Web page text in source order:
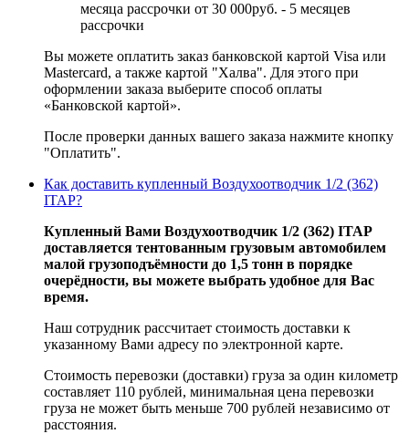
месяца рассрочки от 30 000руб. - 5 месяцев
рассрочки
Вы можете оплатить заказ банковской картой Visa или
Mastercard, а также картой "Халва". Для этого при
оформлении заказа выберите способ оплаты
«Банковской картой».
После проверки данных вашего заказа нажмите кнопку
"Оплатить".
Как доставить купленный Воздухоотводчик 1/2 (362)
ITAP?
Купленный Вами Воздухоотводчик 1/2 (362) ITAP
доставляется тентованным грузовым автомобилем
малой грузоподъёмности до 1,5 тонн в порядке
очерёдности, вы можете выбрать удобное для Вас
время.
Наш сотрудник рассчитает стоимость доставки к
указанному Вами адресу по электронной карте.
Стоимость перевозки (доставки) груза за один километр
составляет 110 рублей, минимальная цена перевозки
груза не может быть меньше 700 рублей независимо от
расстояния.